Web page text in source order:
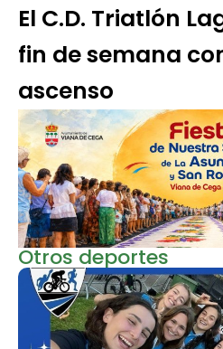
El C.D. Triatlón
fin de semana
ascenso
Otros deportes